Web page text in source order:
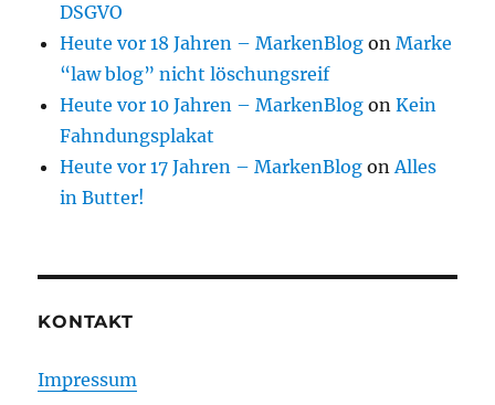
DSGVO
Heute vor 18 Jahren – MarkenBlog onMarke
“law blog” nicht löschungsreif
Heute vor 10 Jahren – MarkenBlog onKein
Fahndungsplakat
Heute vor 17 Jahren – MarkenBlog onAlles
in Butter!
KONTAKT
Impressum